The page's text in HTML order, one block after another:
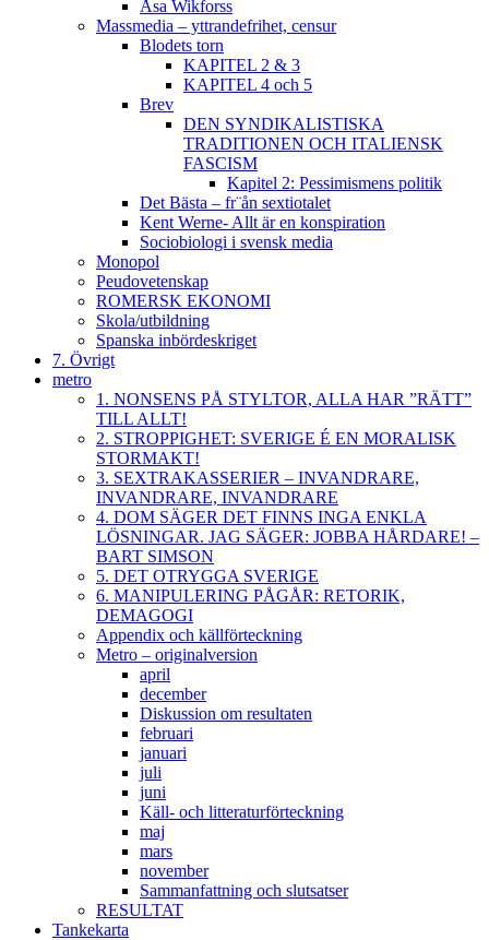
Åsa Wikforss
Massmedia – yttrandefrihet, censur
Blodets torn
KAPITEL 2 & 3
KAPITEL 4 och 5
Brev
DEN SYNDIKALISTISKA
TRADITIONEN OCH ITALIENSK
FASCISM
Kapitel 2: Pessimismens politik
Det Bästa – fr¨ån sextiotalet
Kent Werne- Allt är en konspiration
Sociobiologi i svensk media
Monopol
Peudovetenskap
ROMERSK EKONOMI
Skola/utbildning
Spanska inbördeskriget
7. Övrigt
metro
1. NONSENS PÅ STYLTOR, ALLA HAR ”RÄTT”
TILL ALLT!
2. STROPPIGHET: SVERIGE É EN MORALISK
STORMAKT!
3. SEXTRAKASSERIER – INVANDRARE,
INVANDRARE, INVANDRARE
4. DOM SÄGER DET FINNS INGA ENKLA
LÖSNINGAR. JAG SÄGER: JOBBA HÅRDARE! –
BART SIMSON
5. DET OTRYGGA SVERIGE
6. MANIPULERING PÅGÅR: RETORIK,
DEMAGOGI
Appendix och källförteckning
Metro – originalversion
april
december
Diskussion om resultaten
februari
januari
juli
juni
Käll- och litteraturförteckning
maj
mars
november
Sammanfattning och slutsatser
RESULTAT
Tankekarta